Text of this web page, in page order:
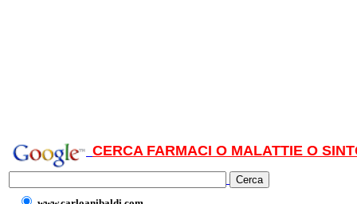
CERCA FARMACI O MALATTIE O